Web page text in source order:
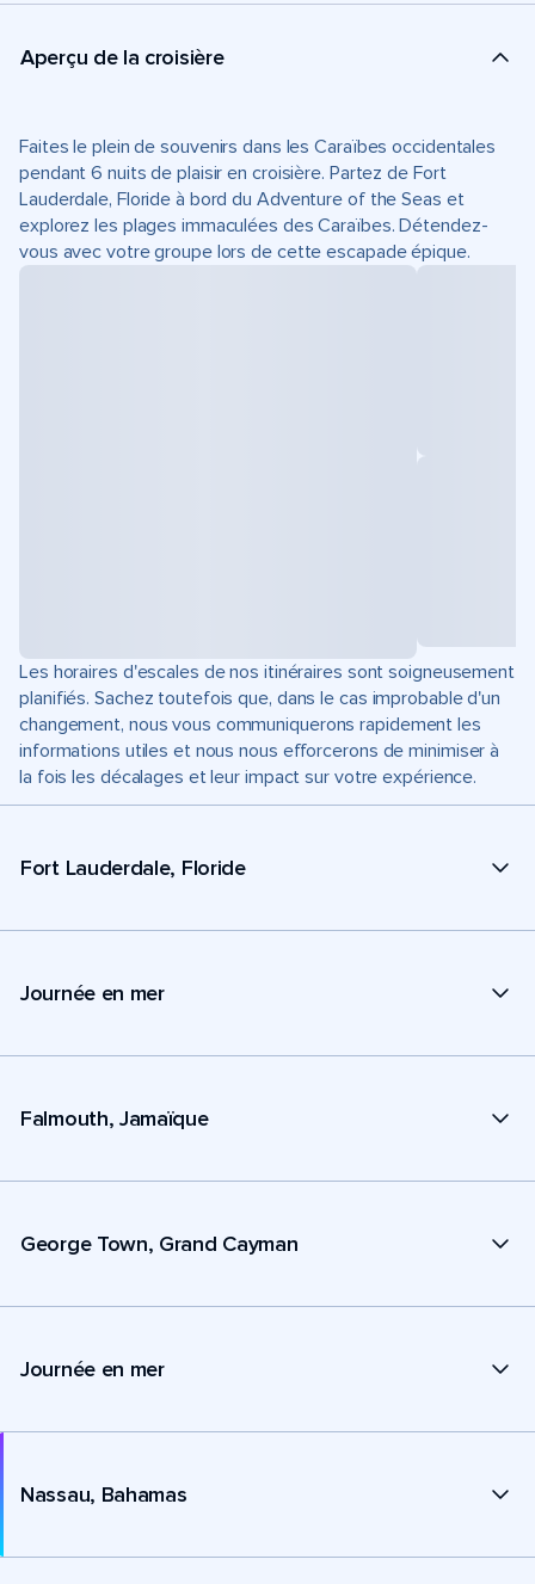
Aperçu de la croisière
Faites le plein de souvenirs dans les Caraïbes occidentales
pendant 6 nuits de plaisir en croisière. Partez de Fort
Lauderdale, Floride à bord du Adventure of the Seas et
explorez les plages immaculées des Caraïbes. Détendez-
vous avec votre groupe lors de cette escapade épique.
Les horaires d'escales de nos itinéraires sont soigneusement
planifiés. Sachez toutefois que, dans le cas improbable d'un
changement, nous vous communiquerons rapidement les
informations utiles et nous nous efforcerons de minimiser à
la fois les décalages et leur impact sur votre expérience.
Fort Lauderdale, Floride
Journée en mer
Falmouth, Jamaïque
George Town, Grand Cayman
Journée en mer
Nassau, Bahamas